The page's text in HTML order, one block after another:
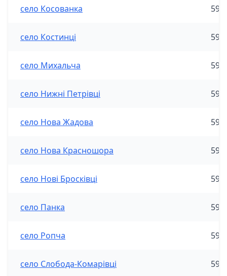
село Косованка
село Костинці
село Михальча
село Нижні Петрівці
село Нова Жадова
село Нова Красношора
село Нові Бросківці
село Панка
село Ропча
село Слобода-Комарівці